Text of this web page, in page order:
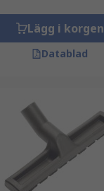
Lägg i korgen
Datablad